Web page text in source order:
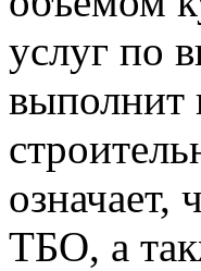
услуг по
выполнит
означает,
ТБО, а